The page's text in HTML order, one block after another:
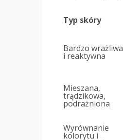
Typ skóry
Bardzo wrażliwa
i reaktywna
Mieszana,
trądzikowa,
podrażniona
Wyrównanie
kolorytu i